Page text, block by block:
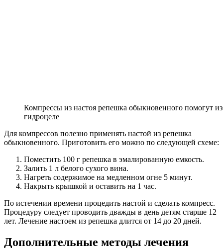
Компрессы из настоя репешка обыкновенного помогут
гидроцеле
Для компрессов полезно применять настой из репешка
обыкновенного. Приготовить его можно по следующей схеме:
Поместить 100 г репешка в эмалированную емкость.
Залить 1 л белого сухого вина.
Нагреть содержимое на медленном огне 5 минут.
Накрыть крышкой и оставить на 1 час.
По истечении времени процедить настой и сделать компресс.
Процедуру следует проводить дважды в день детям старше 12
лет. Лечение настоем из репешка длится от 14 до 20 дней.
Дополнительные методы лечения